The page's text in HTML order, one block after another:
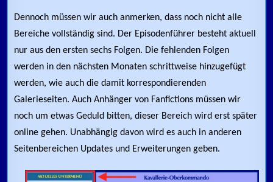
Dennoch müssen wir auch anmerken, dass noch nicht alle
Bereiche vollständig sind. Der Episodenführer besteht aktuell
nur aus den ersten sechs Folgen. Die fehlenden Folgen
werden in den nächsten Monaten schrittweise hinzugefügt
werden, wie auch die damit korrespondierenden
Galerieseiten. Auch Anhänger von Fanfictions müssen wir
noch um etwas Geduld bitten, dieser Bereich wird erst später
online gehen. Unabhängig davon wird es auch in anderen
Seitenbereichen Updates und Erweiterungen geben.